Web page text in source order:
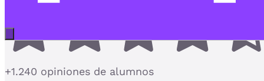
+1.240 opiniones de alumnos